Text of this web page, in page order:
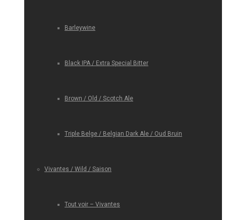
Barleywine
Black IPA / Extra Special Bitter
Brown / Old / Scotch Ale
Triple Belge / Belgian Dark Ale / Oud Bruin
Vivantes / Wild / Saison
Tout voir – Vivantes